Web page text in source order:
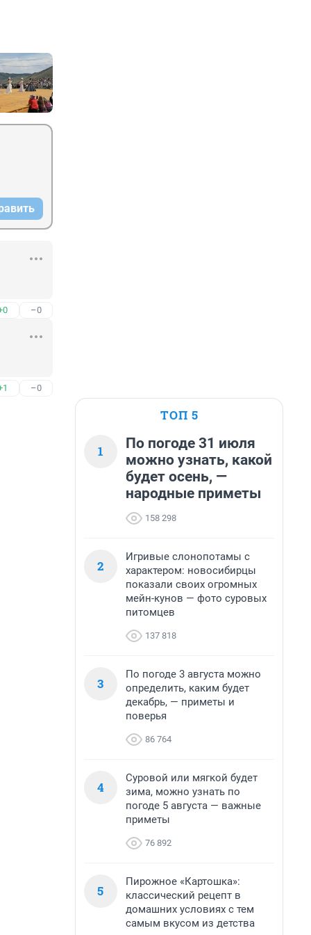
–0
–0
ТОП 5
1
По погоде 31 июля
можно узнать, какой
будет осень, —
народные приметы
158 298
2
Игривые слонопотамы с
характером: новосибирцы
показали своих огромных
мейн-кунов — фото суровых
питомцев
137 818
3
По погоде 3 августа можно
определить, каким будет
декабрь, — приметы и
поверья
86 764
4
Суровой или мягкой будет
зима, можно узнать по
погоде 5 августа — важные
приметы
76 892
5
Пирожное «Картошка»:
классический рецепт в
домашних условиях с тем
самым вкусом из детства